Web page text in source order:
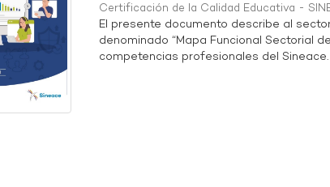
Certificación de la Calidad Educativa -
El presente documento describe al
denominado “Mapa Funcional Sectorial
competencias profesionales del Sineace.